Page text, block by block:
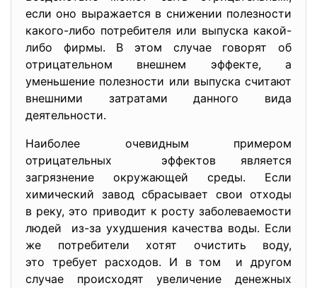
если оно выражается в снижении полезности
какого-либо потребителя или выпуска какой-
либо фирмы. В этом случае говорят об
отрицательном внешнем эффекте, а
уменьшение полезности или выпуска считают
внешними затратами данного вида
деятельности.
Наиболее очевидным примером
отрицательных эффектов является
загрязнение окружающей среды. Если
химический завод сбрасывает свои отходы
в реку, это приводит к росту заболеваемости
людей из-за ухудшения качества воды. Если
же потребители хотят очистить воду,
это требует расходов. И в том и другом
случае происходят увеличение денежных